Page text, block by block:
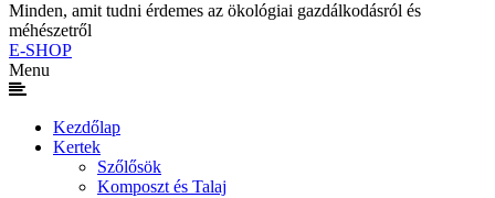
Minden, amit tudni érdemes az ökológiai gazdálkodásról és
méhészetről
E-SHOP
Menu
Kezdőlap
Kertek
Szőlősök
Komposzt és Talaj